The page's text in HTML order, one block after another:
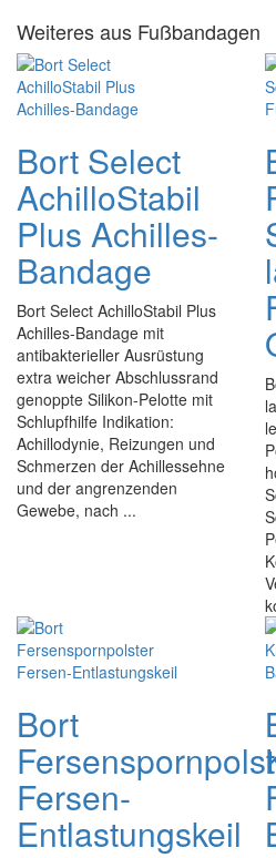
Weiteres aus Fußbandagen
Bort Select
AchilloStabil
Plus Achilles-
Bandage
Bort Select AchilloStabil Plus
Achilles-Bandage mit
antibakterieller Ausrüstung
extra weicher Abschlussrand
genoppte Silikon-Pelotte mit
Schlupfhilfe Indikation:
Achillodynie, Reizungen und
Schmerzen der Achillessehne
und der angrenzenden
Gewebe, nach ...
Bort
Fersen-
Entlastungskeil